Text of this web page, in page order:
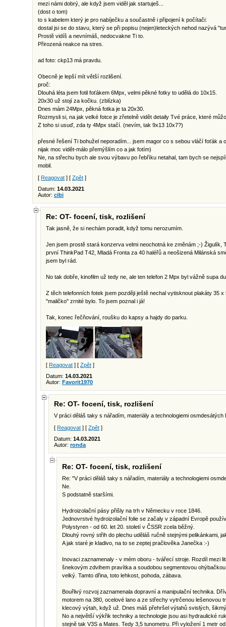
mezi námi dobrý, ale když jsem viděl jak startuješ...
(dost o tom)
to s kabelem který je pro nabíječku a součastně i připojení k počítači:
dostal jsi se do stavu, který se při popisu (nejen)leteckých nehod nazývá
Prostě vidíš a nevnímáš, nedocvakne Ti to.
Přirozená reakce na stres.
ad foto: ckp13 má pravdu.
Obecně je lepší mít větší rozlišení.
proč:
Dlouhá léta jsem fotil foťákem 6Mpx, velmi pěkné fotky to udělá do 10x15.
20x30 už stojí za kočku. (zblízka)
Dnes mám 24Mpx, pěkná fotka je ta 20x30.
Rozmysli si, na jak velké fotce je zřetelně vidět detaily Tvé práce, které
Z toho si usuď, zda ty 4Mpx stačí. (nevím, tak 9x13 10x7?)
přesné řešení Ti bohužel neporadím... jsem magor co s sebou vláčí foťák a
nijak moc vidět-málo přemýšlím co a jak fotím)
Ne, na střechu bych ale svou výbavu po řebříku netahal, tam bych se
mobil.
[ Reagovat ] [ Zpět ]
Datum: 14.03.2021
Autor: cibi
Re: OT- focení, tisk, rozlišení
Tak jasně, že si nechám poradit, když tomu nerozumím.
Jen jsem prostě stará konzerva velmi neochotná ke změnám ;-) Žigulík,
první ThinkPad T42, Mladá Fronta za 40 haléřů a neošizená Milánská
jsem byl rád.
No tak dobře, kinofilm už tedy ne, ale ten telefon 2 Mpx byl vážně supa
Z těch telefonních fotek jsem později ještě nechal vytisknout plakáty 35
"maličko" zrnité bylo. To jsem poznal i já!
Tak, konec řečňování, roušku do kapsy a hajdy do parku.
[ Reagovat ] [ Zpět ]
Datum: 14.03.2021
Autor: Favorit1970
Re: OT- focení, tisk, rozlišení
V práci děláš taky s nářadím, materiály a technologiemi osmdesátých
[ Reagovat ] [ Zpět ]
Datum: 14.03.2021
Autor: ronda
Re: OT- focení, tisk, rozlišení
Re: "V práci děláš taky s nářadím, materiály a technologiemi
Ne.
S podstatně staršími.
Hydroizolační pásy přišly na trh v Německu v roce 1846.
Jednovrstvé hydroizolační folie se začaly v západní Evropě
Polystyren - od 60. let 20. století v ČSSR zcela běžný.
Dlouhý rovný střih do plechu uděláš ručně stejnými pelikánkami,
A jak staré je kladivo, na to se zeptej pračlověka Janečka :-)
Inovaci zaznamenaly - v mém oboru - tvářecí stroje. Rozdíl mezi
šnekovým zdvihem pravítka a soudobou segmentovou
velký. Tamto dřina, toto lehkost, pohoda, zábava.
Bouřlivý rozvoj zaznamenala dopravní a manipulační technika.
motorem na 380, ocelové lano a ze střechy vytrčenou lešenovou
klecový výtah, když už. Dnes máš přehršel výtahů svislých,
No a největší výkřik techniky a technologie jsou asi hydraulické
stejně tak V3S a Mates. Tedy 3,5 tunometru. Při vyložení 1 metr